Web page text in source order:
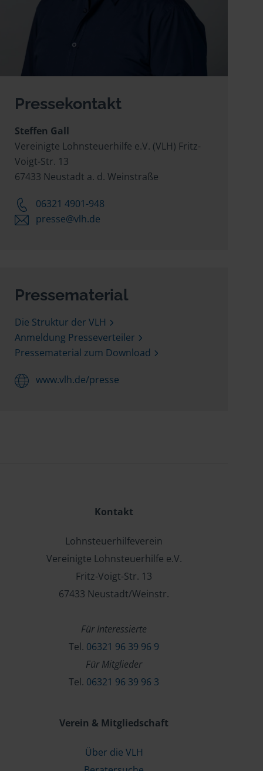
Pressekontakt
Steffen Gall
Vereinigte Lohnsteuerhilfe e.V. (VLH) Fritz-
Voigt-Str. 13
67433 Neustadt a. d. Weinstraße
06321 4901-948
presse@vlh.de
Pressematerial
Die Struktur der VLH
Anmeldung Presseverteiler
Pressematerial zum Download
www.vlh.de/presse
Kontakt
Lohnsteuerhilfeverein
Vereinigte Lohnsteuerhilfe e.V.
Fritz-Voigt-Str. 13
67433 Neustadt/Weinstr.
Für Interessierte
Tel. 06321 96 39 96 9
Für Mitglieder
Tel. 06321 96 39 96 3
Verein & Mitgliedschaft
Über die VLH